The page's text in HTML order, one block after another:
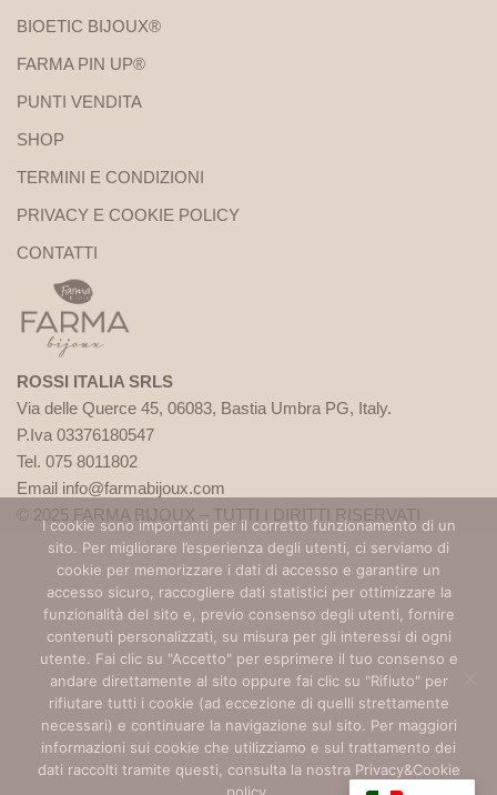
BIOETIC BIJOUX®
FARMA PIN UP®
PUNTI VENDITA
SHOP
TERMINI E CONDIZIONI
PRIVACY E COOKIE POLICY
CONTATTI
ROSSI ITALIA SRLS
Via delle Querce 45, 06083, Bastia Umbra PG, Italy.
P.Iva 03376180547
Tel. 075 8011802
Email info@farmabijoux.com
© 2025 FARMA BIJOUX – TUTTI I DIRITTI RISERVATI
1522
BASTA VIOLENZA SULLE DONNE!
Per avere un aiuto o anche solo un consiglio chiama il 1522.
È un servizio pubblico promosso dalla presidenza del
Consiglio dei Ministri – Dipartimento per le Pari
Opportunità. Il numero è gratuito e attivo 24h su 24,
accoglie con operatrici specializzate le richieste di aiuto e
sostegno delle vittime di violenza e stalking. Visita i sito
I cookie sono importanti per il corretto funzionamento di un
sito. Per migliorare l’esperienza degli utenti, ci serviamo di
cookie per memorizzare i dati di accesso e garantire un
accesso sicuro, raccogliere dati statistici per ottimizzare la
funzionalità del sito e, previo consenso degli utenti, fornire
contenuti personalizzati, su misura per gli interessi di ogni
utente. Fai clic su "Accetto" per esprimere il tuo consenso e
andare direttamente al sito oppure fai clic su "Rifiuto" per
rifiutare tutti i cookie (ad eccezione di quelli strettamente
necessari) e continuare la navigazione sul sito. Per maggiori
informazioni sui cookie che utilizziamo e sul trattamento dei
dati raccolti tramite questi, consulta la nostra Privacy&Cookie